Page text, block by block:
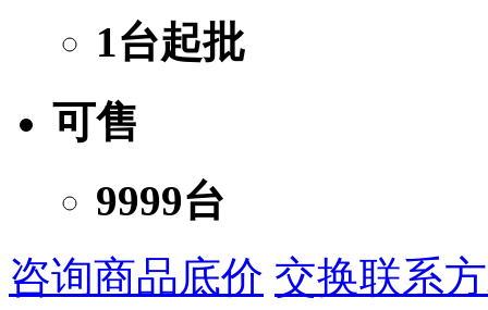
1台起批
可售
9999台
咨询商品底价 交换联系